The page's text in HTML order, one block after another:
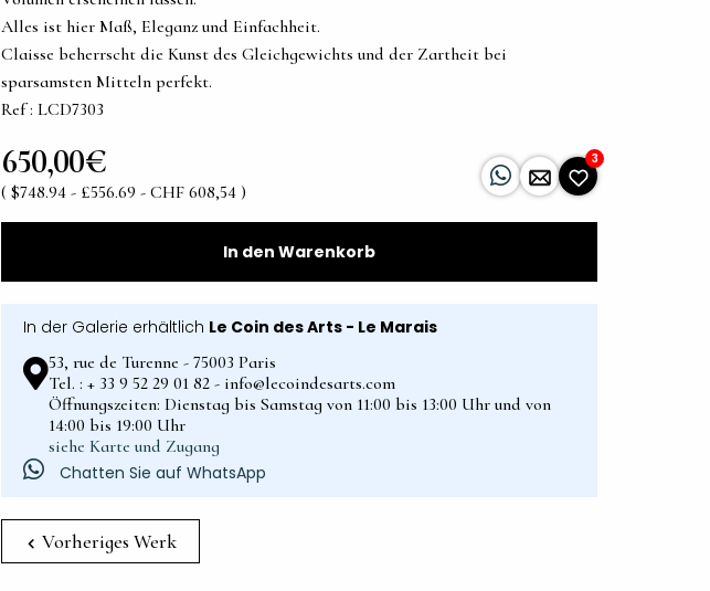
Alles ist hier Maß, Eleganz und Einfachheit.
Claisse beherrscht die Kunst des Gleichgewichts und der Zartheit bei
sparsamsten Mitteln perfekt.
Ref : LCD7303
650,00€
( $748.94 - £556.69 - CHF 608,54 )
3
In den Warenkorb
In der Galerie erhältlich Le Coin des Arts - Le Marais
53, rue de Turenne - 75003 Paris
Tel. : + 33 9 52 29 01 82 - info@lecoindesarts.com
Öffnungszeiten: Dienstag bis Samstag von 11:00 bis 13:00 Uhr und von
14:00 bis 19:00 Uhr
siehe Karte und Zugang
Chatten Sie auf WhatsApp
Vorheriges Werk